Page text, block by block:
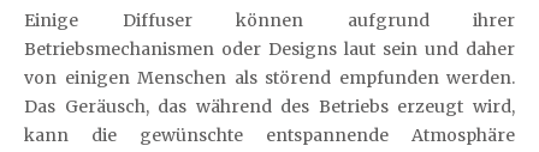
Einige Diffuser können aufgrund ihrer
Betriebsmechanismen oder Designs laut sein und daher
von einigen Menschen als störend empfunden werden.
Das Geräusch, das während des Betriebs erzeugt wird,
kann die gewünschte entspannende Atmosphäre